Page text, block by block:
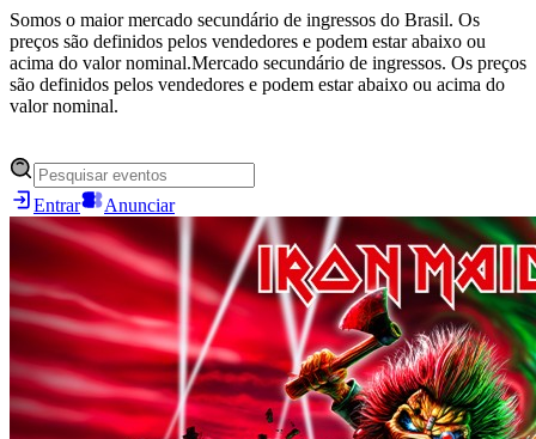
Somos o maior mercado secundário de ingressos do Brasil. Os
preços são definidos pelos vendedores e podem estar abaixo ou
acima do valor nominal.Mercado secundário de ingressos. Os preços
são definidos pelos vendedores e podem estar abaixo ou acima do
valor nominal.
Entrar Anunciar